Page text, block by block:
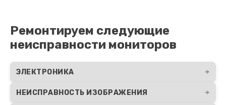
Ремонтируем следующие
неисправности мониторов
ЭЛЕКТРОНИКА
НЕИСПРАВНОСТЬ ИЗОБРАЖЕНИЯ